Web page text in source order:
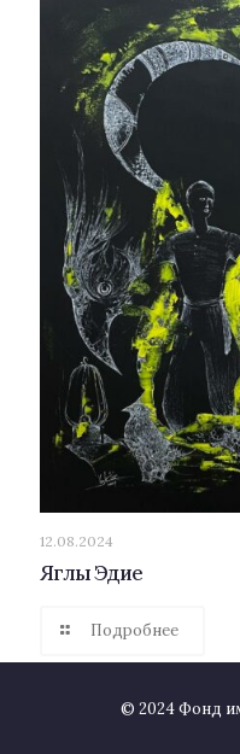
12.08.2024
Яглы Эдие
Подробнее
© 2024 Фонд